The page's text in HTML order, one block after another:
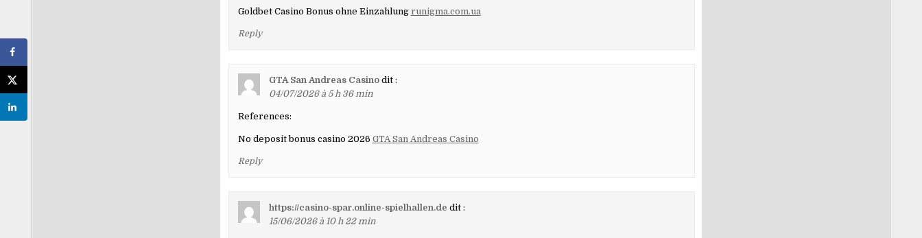
Goldbet Casino Bonus ohne Einzahlung runigma.com.ua
Reply
GTA San Andreas Casino dit :
04/07/2026 à 5 h 36 min
References:
No deposit bonus casino 2026 GTA San Andreas Casino
Reply
https://casino-spar.online-spielhallen.de dit :
15/06/2026 à 10 h 22 min